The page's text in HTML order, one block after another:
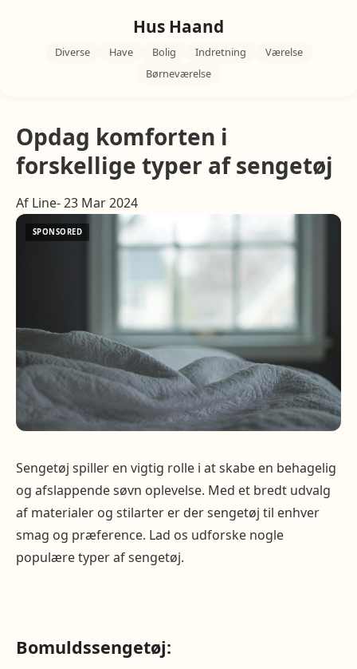
Hus Haand
Diverse Have Bolig Indretning
Værelse
Børneværelse
Opdag komforten i
forskellige typer af sengetøj
Af Line- 23 Mar 2024
Sengetøj spiller en vigtig rolle i at skabe en behagelig
og afslappende søvn oplevelse. Med et bredt udvalg
af materialer og stilarter er der sengetøj til enhver
smag og præference. Lad os udforske nogle
populære typer af sengetøj.
Bomuldssengetøj: